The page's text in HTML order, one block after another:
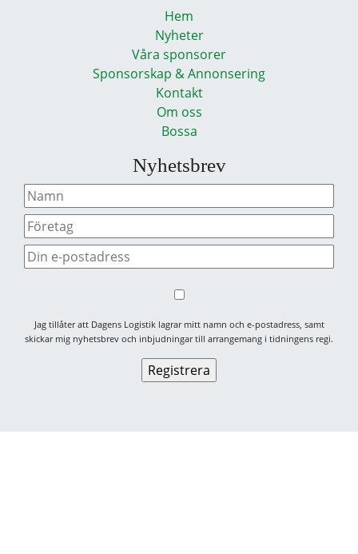
Hem
Nyheter
Våra sponsorer
Sponsorskap & Annonsering
Kontakt
Om oss
Bossa
Nyhetsbrev
Jag tillåter att Dagens Logistik lagrar mitt namn och e-postadress, samt
skickar mig nyhetsbrev och inbjudningar till arrangemang i tidningens regi.